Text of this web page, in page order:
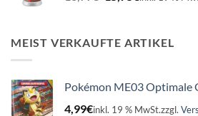
Preis
16,99€15,75€.
MEIST VERKAUFTE ARTIKEL
Pokémon ME03 Optimale
4,99€inkl. 19 % MwSt.zzgl.